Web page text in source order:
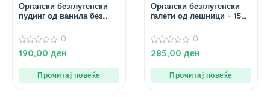
Органски безглутенски
пудинг од ванила без
0
од
0
190,00 ден
Прочитај повеќе
Органски безглутенски
галети од лешници – 150
0
од
0
285,00 ден
Прочитај повеќе